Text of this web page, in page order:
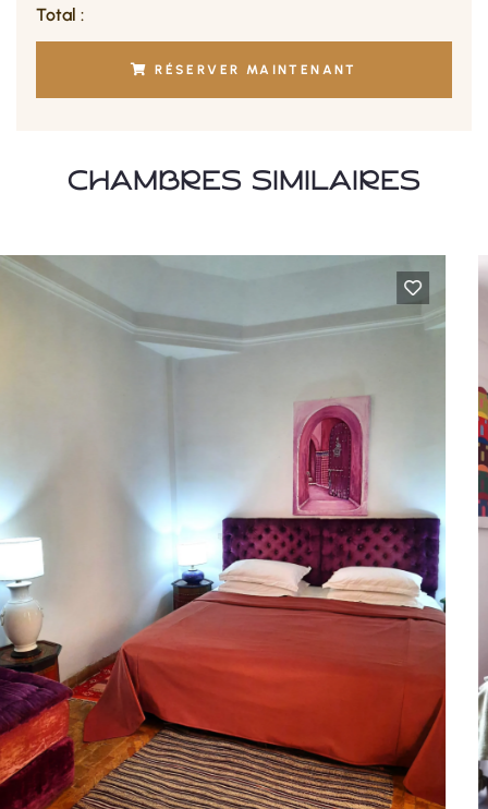
Total :
RÉSERVER MAINTENANT
CHAMBRES SIMILAIRES